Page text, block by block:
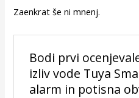
Zaenkrat še ni mnenj.
Bodi prvi
izliv vode Tuya
alarm in potisna